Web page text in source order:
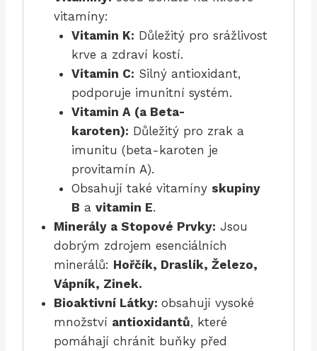
vitamíny:
Vitamin K: Důležitý pro srážlivost
krve a zdraví kostí.
Vitamin C: Silný antioxidant,
podporuje imunitní systém.
Vitamin A (a Beta-
karoten): Důležitý pro zrak a
imunitu (beta-karoten je
provitamín A).
Obsahují také vitamíny skupiny
B a vitamin E.
Minerály a Stopové Prvky: Jsou
dobrým zdrojem esenciálních
minerálů: Hořčík, Draslík, Železo,
Vápník, Zinek.
Bioaktivní Látky: obsahují vysoké
množství antioxidantů, které
pomáhají chránit buňky před